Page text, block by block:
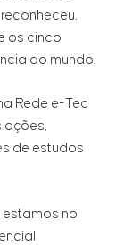
os cinco
do mundo.
Rede e-Tec
ações,
de estudos
estamos no